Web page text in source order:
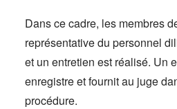
Dans ce cadre, les membres
représentative du personnel
et un entretien est réalisé. Un
enregistre et fournit au juge
procédure.